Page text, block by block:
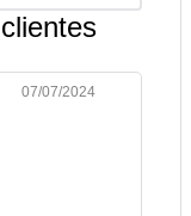
07/07/2024